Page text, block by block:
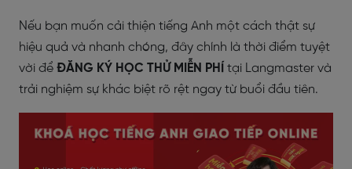
Nếu bạn muốn cải thiện tiếng Anh một cách thật sự
hiệu quả và nhanh chóng, đây chính là thời điểm tuyệt
vời để ĐĂNG KÝ HỌC THỬ MIỄN PHÍ
tại Langmaster và
trải nghiệm sự khác biệt rõ rệt ngay từ buổi đầu tiên.